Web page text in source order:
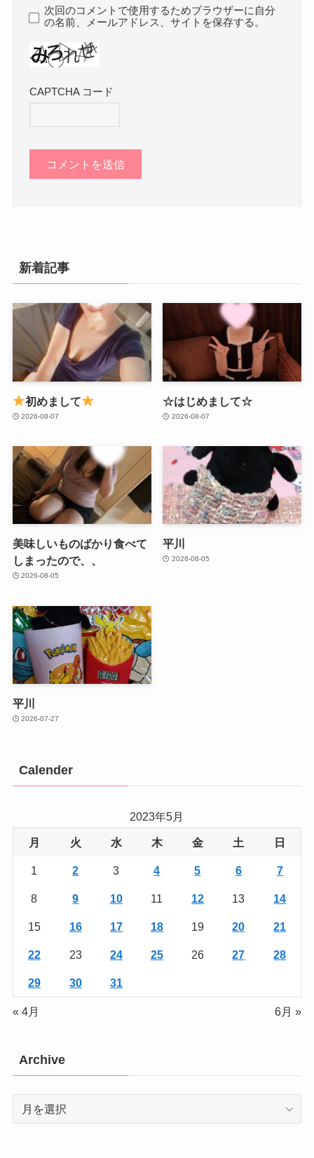
次回のコメントで使用するためブラウザーに自分
の名前、メールアドレス、サイトを保存する。
CAPTCHA コード
新着記事
初めまして
2026-08-07
☆はじめまして☆
2026-08-07
美味しいものばかり食べて
しまったので、、
2026-08-05
平川
2026-08-05
平川
2026-07-27
Calender
2023年5月
月 火 水 木 金 土 日
1 2 3 4 5 6 7
8 9 10 11 12 13 14
15 16 17 18 19 20 21
22 23 24 25 26 27 28
29 30 31
« 4月 6月 »
Archive
Archive